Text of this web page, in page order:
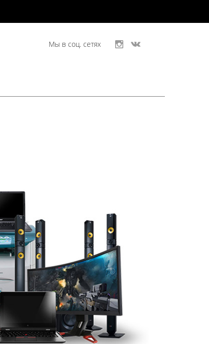
Мы в соц. сетях